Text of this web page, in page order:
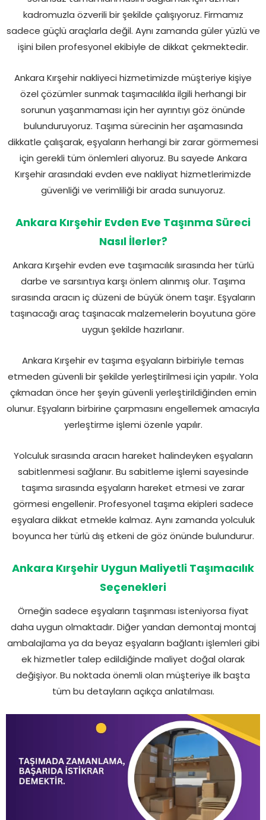
kadromuzla özverili bir şekilde çalışıyoruz. Firmamız
sadece güçlü araçlarla değil. Aynı zamanda güler yüzlü ve
işini bilen profesyonel ekibiyle de dikkat çekmektedir.
Ankara Kırşehir nakliyeci hizmetimizde müşteriye kişiye
özel çözümler sunmak taşımacılıkla ilgili herhangi bir
sorunun yaşanmaması için her ayrıntıyı göz önünde
bulunduruyoruz. Taşıma sürecinin her aşamasında
dikkatle çalışarak, eşyaların herhangi bir zarar görmemesi
için gerekli tüm önlemleri alıyoruz. Bu sayede Ankara
Kırşehir arasındaki evden eve nakliyat hizmetlerimizde
güvenliği ve verimliliği bir arada sunuyoruz.
Ankara Kırşehir Evden Eve Taşınma Süreci
Nasıl İlerler?
Ankara Kırşehir evden eve taşımacılık sırasında her türlü
darbe ve sarsıntıya karşı önlem alınmış olur. Taşıma
sırasında aracın iç düzeni de büyük önem taşır. Eşyaların
taşınacağı araç taşınacak malzemelerin boyutuna göre
uygun şekilde hazırlanır.
Ankara Kırşehir ev taşıma eşyaların birbiriyle temas
etmeden güvenli bir şekilde yerleştirilmesi için yapılır. Yola
çıkmadan önce her şeyin güvenli yerleştirildiğinden emin
olunur. Eşyaların birbirine çarpmasını engellemek amacıyla
yerleştirme işlemi özenle yapılır.
Yolculuk sırasında aracın hareket halindeyken eşyaların
sabitlenmesi sağlanır. Bu sabitleme işlemi sayesinde
taşıma sırasında eşyaların hareket etmesi ve zarar
görmesi engellenir. Profesyonel taşıma ekipleri sadece
eşyalara dikkat etmekle kalmaz. Aynı zamanda yolculuk
boyunca her türlü dış etkeni de göz önünde bulundurur.
Ankara Kırşehir Uygun Maliyetli Taşımacılık
Seçenekleri
Örneğin sadece eşyaların taşınması isteniyorsa fiyat
daha uygun olmaktadır. Diğer yandan demontaj montaj
ambalajlama ya da beyaz eşyaların bağlantı işlemleri gibi
ek hizmetler talep edildiğinde maliyet doğal olarak
değişiyor. Bu noktada önemli olan müşteriye ilk başta
tüm bu detayların açıkça anlatılması.